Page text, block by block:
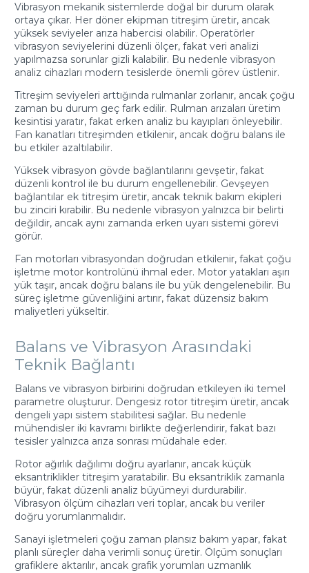
Vibrasyon mekanik sistemlerde doğal bir durum olarak
ortaya çıkar. Her döner ekipman titreşim üretir, ancak
yüksek seviyeler arıza habercisi olabilir. Operatörler
vibrasyon seviyelerini düzenli ölçer, fakat veri analizi
yapılmazsa sorunlar gizli kalabilir. Bu nedenle vibrasyon
analiz cihazları modern tesislerde önemli görev üstlenir.
Titreşim seviyeleri arttığında rulmanlar zorlanır, ancak çoğu
zaman bu durum geç fark edilir. Rulman arızaları üretim
kesintisi yaratır, fakat erken analiz bu kayıpları önleyebilir.
Fan kanatları titreşimden etkilenir, ancak doğru balans ile
bu etkiler azaltılabilir.
Yüksek vibrasyon gövde bağlantılarını gevşetir, fakat
düzenli kontrol ile bu durum engellenebilir. Gevşeyen
bağlantılar ek titreşim üretir, ancak teknik bakım ekipleri
bu zinciri kırabilir. Bu nedenle vibrasyon yalnızca bir belirti
değildir, ancak aynı zamanda erken uyarı sistemi görevi
görür.
Fan motorları vibrasyondan doğrudan etkilenir, fakat çoğu
işletme motor kontrolünü ihmal eder. Motor yatakları aşırı
yük taşır, ancak doğru balans ile bu yük dengelenebilir. Bu
süreç işletme güvenliğini artırır, fakat düzensiz bakım
maliyetleri yükseltir.
Balans ve Vibrasyon Arasındaki
Teknik Bağlantı
Balans ve vibrasyon birbirini doğrudan etkileyen iki temel
parametre oluşturur. Dengesiz rotor titreşim üretir, ancak
dengeli yapı sistem stabilitesi sağlar. Bu nedenle
mühendisler iki kavramı birlikte değerlendirir, fakat bazı
tesisler yalnızca arıza sonrası müdahale eder.
Rotor ağırlık dağılımı doğru ayarlanır, ancak küçük
eksantriklikler titreşim yaratabilir. Bu eksantriklik zamanla
büyür, fakat düzenli analiz büyümeyi durdurabilir.
Vibrasyon ölçüm cihazları veri toplar, ancak bu veriler
doğru yorumlanmalıdır.
Sanayi işletmeleri çoğu zaman plansız bakım yapar, fakat
planlı süreçler daha verimli sonuç üretir. Ölçüm sonuçları
grafiklere aktarılır, ancak grafik yorumları uzmanlık